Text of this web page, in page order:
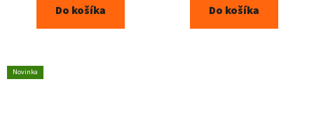
Do košíka Do košíka
Novinka